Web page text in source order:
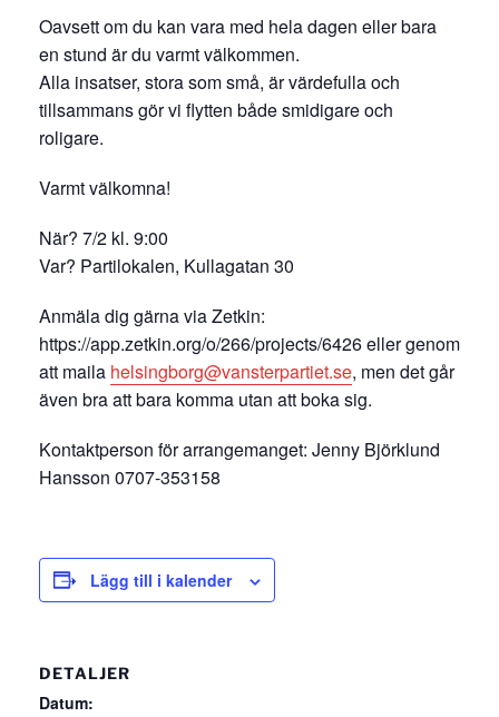
Oavsett om du kan vara med hela dagen eller bara
en stund är du varmt välkommen.
Alla insatser, stora som små, är värdefulla och
tillsammans gör vi flytten både smidigare och
roligare.
Varmt välkomna!
När? 7/2 kl. 9:00
Var? Partilokalen, Kullagatan 30
Anmäla dig gärna via Zetkin:
https://app.zetkin.org/o/266/projects/6426 eller genom
att maila helsingborg@vansterpartiet.se, men det går
även bra att bara komma utan att boka sig.
Kontaktperson för arrangemanget: Jenny Björklund
Hansson 0707-353158
Lägg till i kalender
DETALJER
Datum: